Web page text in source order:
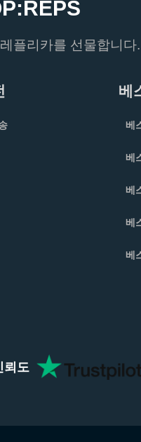
플리카를 선물합니다.
베
베
베
베
베
베
뢰도